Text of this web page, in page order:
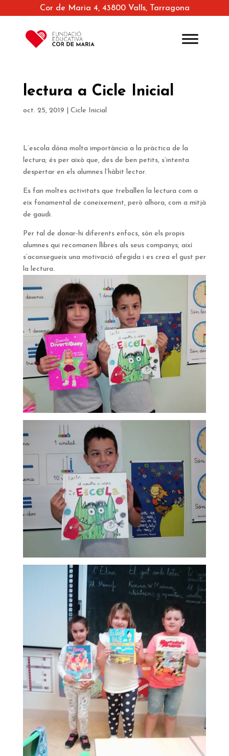
Cor de Maria 4, 43800 Valls, Tarragona
lectura a Cicle Inicial
oct. 25, 2019 Cicle Inicial
L’escola dóna molta importància a la pràctica de la
lectura; és per això que, des de ben petits, s’intenta
despertar en els alumnes l’hàbit lector.
Es fan moltes activitats que treballen la lectura com a
eix fonamental de coneixement, però alhora, com a mitjà
de gaudi.
Per tal de donar-hi diferents enfocs, són els propis
alumnes qui recomanen llibres als seus companys; així
s’aconsegueix una motivació afegida i es crea el gust per
la lectura.